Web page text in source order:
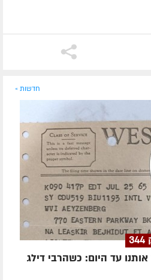
חדשות »
עד היום: כשהרבי דילג